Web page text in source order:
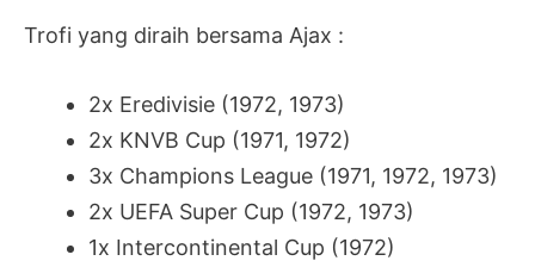
Trofi yang diraih bersama Ajax :
2x Eredivisie (1972, 1973)
2x KNVB Cup (1971, 1972)
3x Champions League (1971, 1972, 1973)
2x UEFA Super Cup (1972, 1973)
1x Intercontinental Cup (1972)